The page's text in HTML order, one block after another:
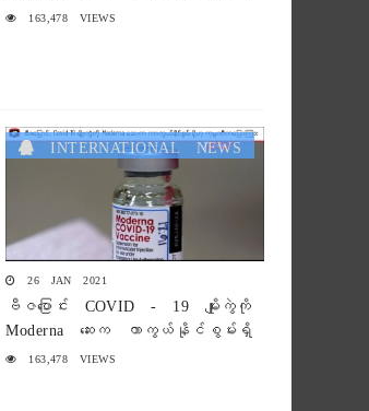
ဟု ကုမ္ပဏီကပြောကြား
163,478 VIEWS
INTERNATIONAL NEWS
26 JAN 2021
ဗီဇပြောင်း COVID - 19 မျိုးကွဲကို
Moderna ဆေးက ကာကွယ်နိုင်စွမ်းရှိ
ဟု ကုမ္ပဏီကပြောကြား
163,478 VIEWS